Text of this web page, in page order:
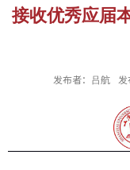
接收优秀应届
发布者：吕航